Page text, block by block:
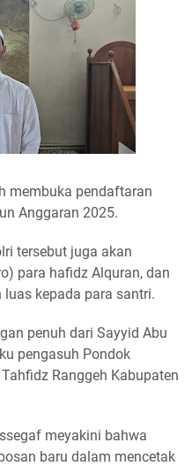
membuka pendaftaran
Anggaran 2025.
tersebut juga akan
para hafidz Alquran, dan
kepada para santri.
penuh dari Sayyid Abu
pengasuh Pondok
Ranggeh Kabupaten
meyakini bahwa
baru dalam mencetak